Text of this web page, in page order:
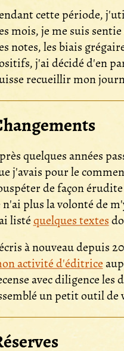
cette période,
mois, je me suis
notes, les biais
j'ai décidé d'en
recueillir mon
quelques années
j'avais pour le
de façon
n'ai plus la volonté de
listéquelques textes
à nouveau depuis
activité d'éditrice
avec diligence les
un petit outil